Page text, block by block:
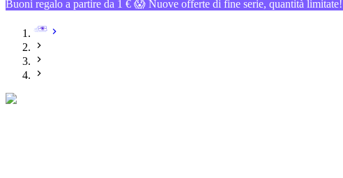
Buoni regalo a partire da 1 € 😱 Nuove offerte di fine serie, quantità limitate!